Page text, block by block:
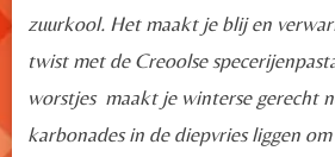
zuurkool. Het maakt je blij en
twist met de Creoolse
worstjes maakt je winterse gerecht
karbonades in de diepvries liggen